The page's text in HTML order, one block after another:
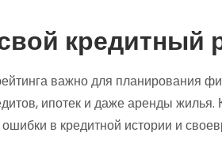
кредитный
важно для планирования
ипотек и даже аренды жилья.
в кредитной истории и